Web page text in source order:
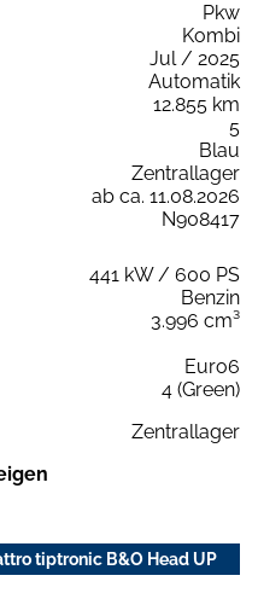
Pkw
Kombi
Jul / 2025
Automatik
12.855 km
5
Blau
Zentrallager
ab ca. 11.08.2026
N908417
441 kW / 600 PS
Benzin
3.996 cm³
Euro6
4 (Green)
Zentrallager
tiptronic B&O Head UP